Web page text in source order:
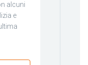
alcuni
e